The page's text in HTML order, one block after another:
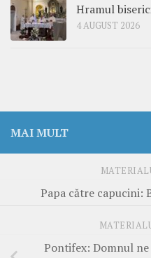
Hramul
4 AUGUST 2026
MAI MULT
Papa către capucini:
Pontifex: Domnul